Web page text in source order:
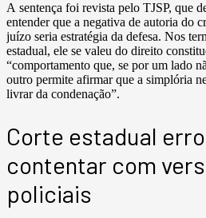
A sentença foi revista pelo TJSP, que
entender que a negativa de autoria do
juízo seria estratégia da defesa. Nos
estadual, ele se valeu do direito
“comportamento que, se por um lado
outro permite afirmar que a simplória
livrar da condenação”.
Corte estadual
contentar com
policiais